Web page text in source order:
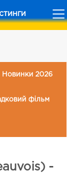
Новинки 2026
фільм
-